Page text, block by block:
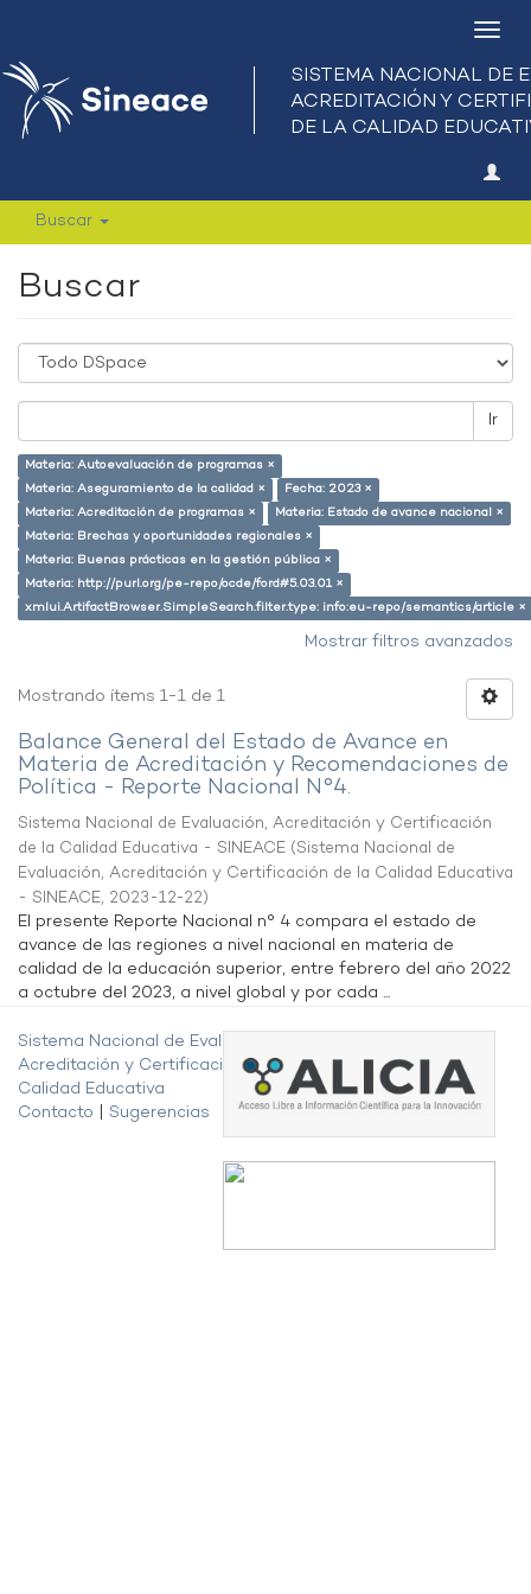
Buscar
Buscar
Ir
Materia: Autoevaluación de programas ×
Materia: Aseguramiento de la calidad ×
Fecha: 2023 ×
Materia: Acreditación de programas ×
Materia: Estado de avance nacional ×
Materia: Brechas y oportunidades regionales ×
Materia: Buenas prácticas en la gestión pública ×
Materia: http://purl.org/pe-repo/ocde/ford#5.03.01 ×
xmlui.ArtifactBrowser.SimpleSearch.filter.type: info:eu-repo/semantics/article ×
Mostrar filtros avanzados
Mostrando ítems 1-1 de 1
Balance General del Estado de Avance en
Materia de Acreditación y Recomendaciones de
Política - Reporte Nacional N°4.
Sistema Nacional de Evaluación, Acreditación y Certificación
de la Calidad Educativa - SINEACE (Sistema Nacional de
Evaluación, Acreditación y Certificación de la Calidad Educativa
- SINEACE, 2023-12-22)
El presente Reporte Nacional n° 4 compara el estado de
avance de las regiones a nivel nacional en materia de
calidad de la educación superior, entre febrero del año 2022
a octubre del 2023, a nivel global y por cada ...
Sistema Nacional de Evaluación,
Acreditación y Certificación de la
Calidad Educativa
Contacto
Sugerencias